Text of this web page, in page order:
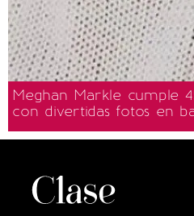
Meghan Markle cumple
con divertidas fotos en